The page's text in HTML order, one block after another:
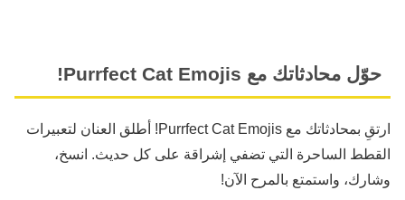
حوّل محادثاتك مع Purrfect Cat Emojis!
ارتقِ بمحادثاتك مع Purrfect Cat Emojis! أطلق العنان لتعبيرات
القطط الساحرة التي تضفي إشراقة على كل حديث. انسخ،
وشارك، واستمتع بالمرح الآن!